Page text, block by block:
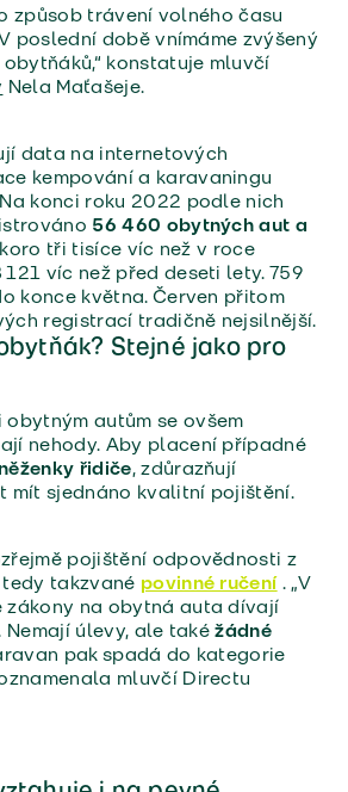
způsob trávení volného času
poslední době vnímáme zvýšený
konstatuje mluvčí
Nela Maťašeje.
data na internetových
kempování a karavaningu
konci roku 2022 podle nich
56 460 obytných aut a
tři tisíce víc než v roce
víc než před deseti lety. 759
konce května. Červen přitom
registrací tradičně nejsilnější.
Stejné jako pro
autům se ovšem
nehody. Aby placení případné
řidiče, zdůrazňují
mít sjednáno kvalitní pojištění.
pojištění odpovědnosti z
takzvané povinné ručení. „V
zákony na obytná auta dívají
Nemají úlevy, ale takéžádné
pak spadá do kategorie
mluvčí Directu